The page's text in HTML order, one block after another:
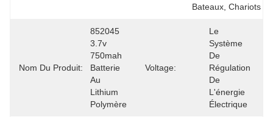
Nom Du Produit:
852045
3.7v
750mah
Batterie
Au
Lithium
Polymère
Voltage:
Le
Système
De
Régulation
De
L'énergie
Électrique